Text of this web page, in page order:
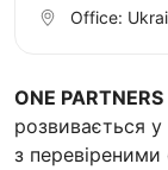
ONE PARTNERS
розвивається
з
Office: